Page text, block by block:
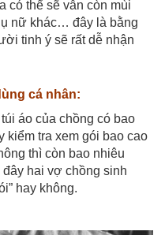
có thể sẽ vẫn còn mùi
nữ khác… đây là bằng
tinh ý sẽ rất dễ nhận
cá nhân:
áo của chồng có bao
kiểm tra xem gói bao cao
thì còn bao nhiêu
hai vợ chồng sinh
hay không.